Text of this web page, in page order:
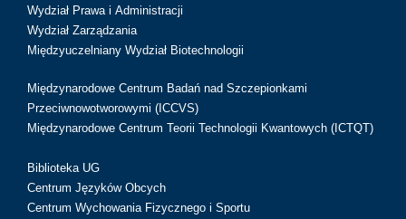
Wydział Prawa i Administracji
Wydział Zarządzania
Międzyuczelniany Wydział Biotechnologii
Międzynarodowe Centrum Badań nad Szczepionkami
Przeciwnowotworowymi (ICCVS)
Międzynarodowe Centrum Teorii Technologii Kwantowych (ICTQT)
Biblioteka UG
Centrum Języków Obcych
Centrum Wychowania Fizycznego i Sportu